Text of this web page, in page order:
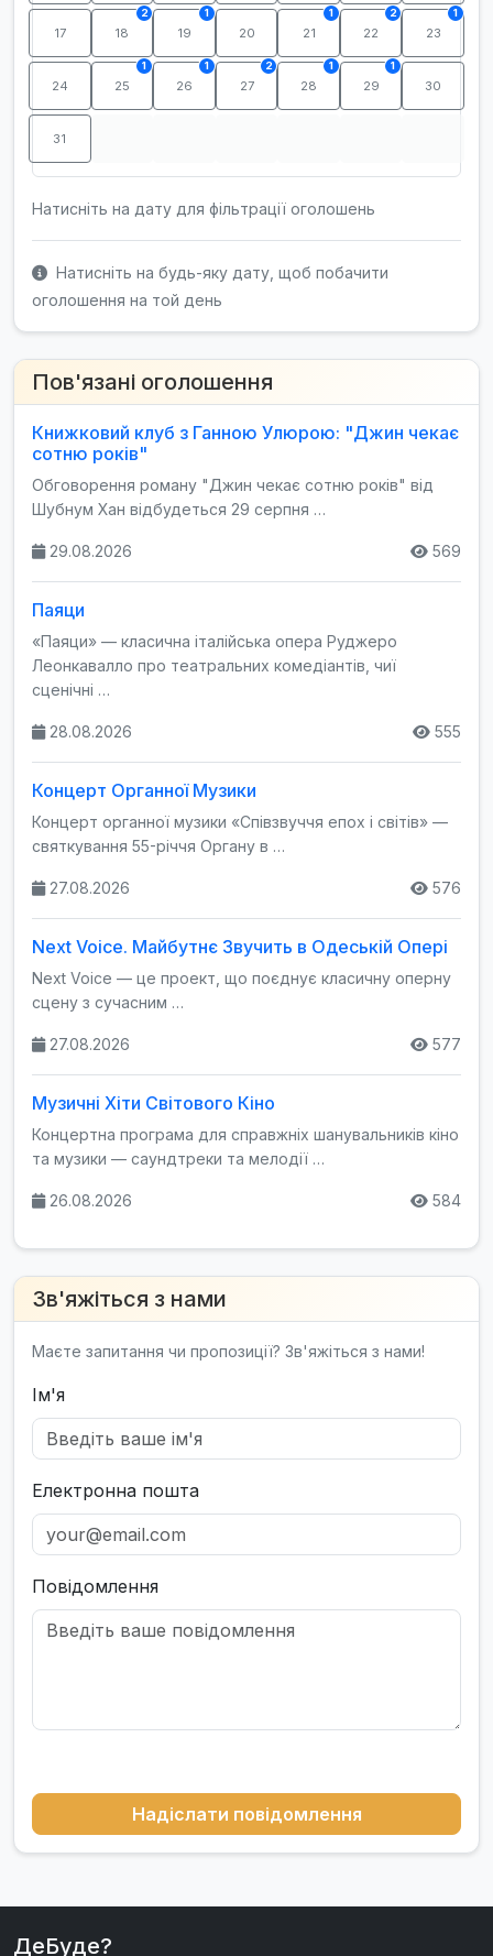
17 18
2
19
1
20 21
1
22
2
23
1
24 25
1
26
1
27
2
28
1
29
1
30
31
Натисніть на дату для фільтрації оголошень
Натисніть на будь-яку дату, щоб побачити
оголошення на той день
Пов'язані оголошення
Книжковий клуб з Ганною Улюрою: "Джин чекає
сотню років"
Обговорення роману "Джин чекає сотню років" від
Шубнум Хан відбудеться 29 серпня …
29.08.2026 569
Паяци
«Паяци» — класична італійська опера Руджеро
Леонкавалло про театральних комедіантів, чиї
сценічні …
28.08.2026 555
Концерт Органної Музики
Концерт органної музики «Співзвуччя епох і світів» —
святкування 55-річчя Органу в …
27.08.2026 576
Next Voice. Майбутнє Звучить в Одеській Опері
Next Voice — це проект, що поєднує класичну оперну
сцену з сучасним …
27.08.2026 577
Музичні Хіти Світового Кіно
Концертна програма для справжніх шанувальників кіно
та музики — саундтреки та мелодії …
26.08.2026 584
Зв'яжіться з нами
Маєте запитання чи пропозиції? Зв'яжіться з нами!
Ім'я
Електронна пошта
Повідомлення
Надіслати повідомлення
ДеБуде?